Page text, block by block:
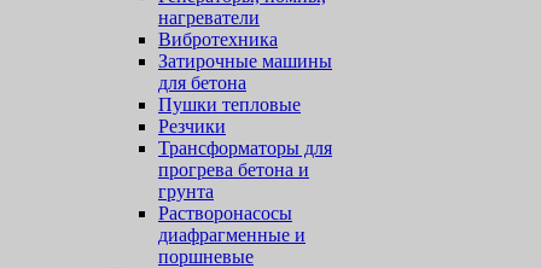
нагреватели
Вибротехника
Затирочные машины
для бетона
Пушки тепловые
Резчики
Трансформаторы для
прогрева бетона и
грунта
Растворонасосы
диафрагменные и
поршневые